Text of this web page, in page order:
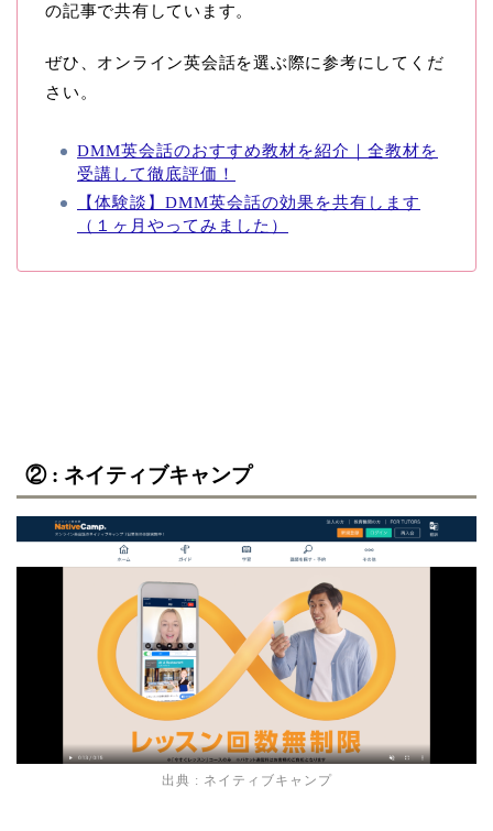
の記事で共有しています。
ぜひ、オンライン英会話を選ぶ際に参考にしてくだ
さい。
DMM英会話のおすすめ教材を紹介｜全教材を
受講して徹底評価！
【体験談】DMM英会話の効果を共有します
（１ヶ月やってみました）
② : ネイティブキャンプ
出典 : ネイティブキャンプ